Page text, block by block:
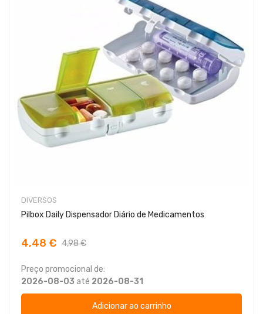
DIVERSOS
Pilbox Daily Dispensador Diário de Medicamentos
4,48 € 4,98 €
Preço promocional de:
2026-08-03 até 2026-08-31
Adicionar ao carrinho